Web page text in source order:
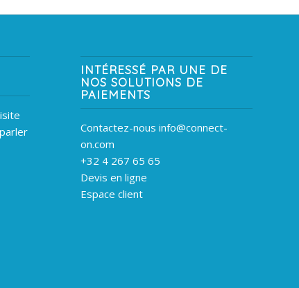
INTÉRESSÉ PAR UNE DE
NOS SOLUTIONS DE
PAIEMENTS
Contactez-nous info@connect-
on.com
+32 4 267 65 65
Devis en ligne
Espace client